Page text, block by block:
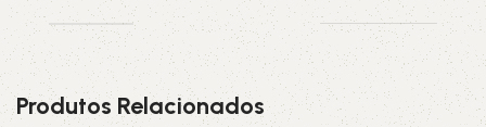
Produtos Relacionados